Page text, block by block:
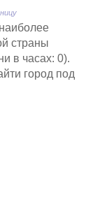
страны
в часах: 0).
город под